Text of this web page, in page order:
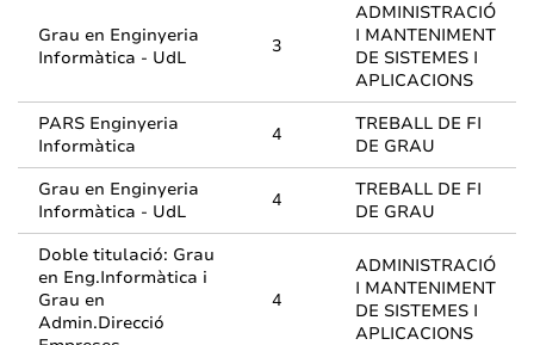
Grau en Enginyeria
Informàtica - UdL
3
ADMINISTRACIÓ
I MANTENIMENT
DE SISTEMES I
APLICACIONS
PARS Enginyeria
Informàtica
4
TREBALL DE FI
DE GRAU
Grau en Enginyeria
Informàtica - UdL
4
TREBALL DE FI
DE GRAU
Doble titulació: Grau
en Eng.Informàtica i
Grau en
Admin.Direcció
4
ADMINISTRACIÓ
I MANTENIMENT
DE SISTEMES I
APLICACIONS